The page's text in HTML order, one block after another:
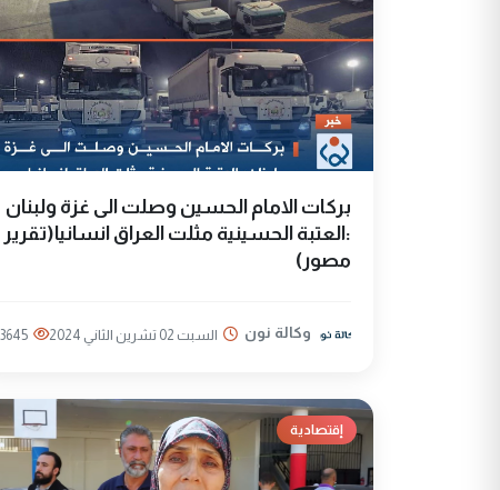
بركات الامام الحسين وصلت الى غزة ولبنان
:العتبة الحسينية مثلت العراق انسانيا(تقرير
مصور)
وكالة نون السبت 02 تشرين الثاني 2024 3645
إقتصادية